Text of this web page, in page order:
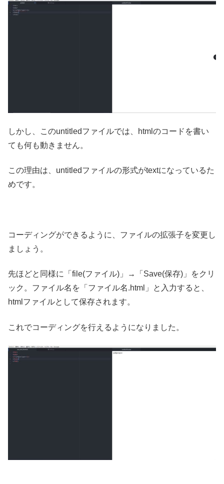
しかし、このuntitledファイルでは、htmlのコードを書い
ても何も動きません。
この理由は、untitledファイルの形式がtextになっているた
めです。
コーディングができるように、ファイルの拡張子を変更し
ましょう。
先ほどと同様に「file(ファイル)」→「Save(保存)」をクリ
ック。ファイル名を「ファイル名.html」と入力すると、
htmlファイルとして保存されます。
これでコーディングを行えるようになりました。